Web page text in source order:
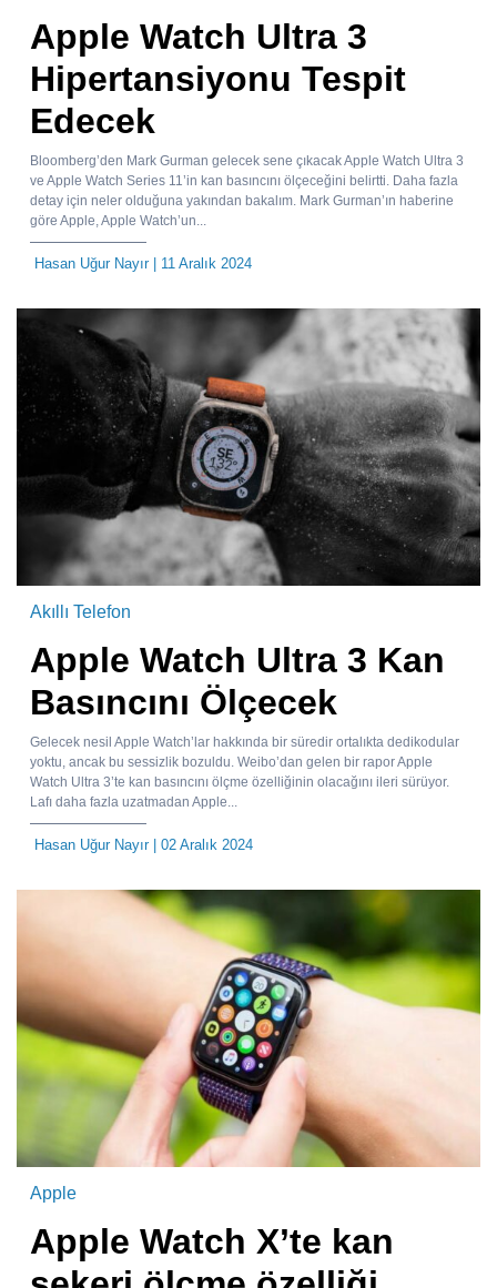
Apple Watch Ultra 3
Hipertansiyonu Tespit
Edecek
Bloomberg’den Mark Gurman gelecek sene çıkacak Apple Watch Ultra 3
ve Apple Watch Series 11’in kan basıncını ölçeceğini belirtti. Daha fazla
detay için neler olduğuna yakından bakalım. Mark Gurman’ın haberine
göre Apple, Apple Watch’un...
Hasan Uğur Nayır| 11 Aralık 2024
Akıllı Telefon
Apple Watch Ultra 3 Kan
Basıncını Ölçecek
Gelecek nesil Apple Watch’lar hakkında bir süredir ortalıkta dedikodular
yoktu, ancak bu sessizlik bozuldu. Weibo’dan gelen bir rapor Apple
Watch Ultra 3’te kan basıncını ölçme özelliğinin olacağını ileri sürüyor.
Lafı daha fazla uzatmadan Apple...
Hasan Uğur Nayır| 02 Aralık 2024
Apple
Apple Watch X’te kan